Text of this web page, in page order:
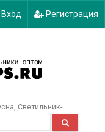
Вход Регистрация
Светильник-